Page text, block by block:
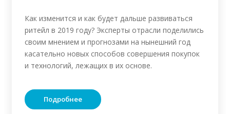
Как изменится и как будет дальше развиваться
ритейл в 2019 году? Эксперты отрасли поделились
своим мнением и прогнозами на нынешний год
касательно новых способов совершения покупок
и технологий, лежащих в их основе.
Подробнее